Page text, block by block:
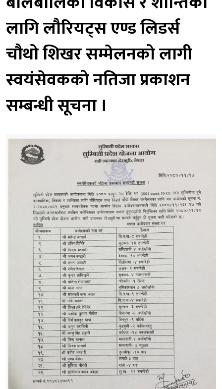
लागि लौरियट्स एण्ड लिडर्स
चौथो शिखर सम्मेलनको लागी
स्वयंसेवकको नतिजा प्रकाशन
सम्बन्धी सूचना ।